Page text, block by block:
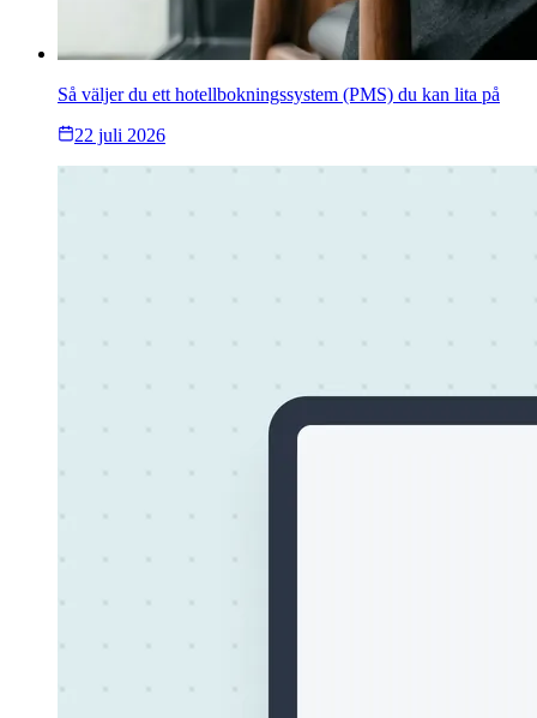
Så väljer du ett hotellbokningssystem (PMS) du kan lita på
22 juli 2026